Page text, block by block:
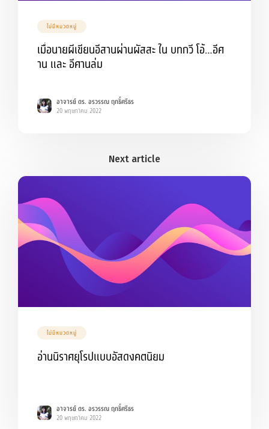
ไม่มีหมวดหมู่
เมื่อนายผีเขียนอีสานผ่านผัสสะ ใน บทกวี โอ้…อีศ
าน และ อีศานล่ม
อาจารย์ ดร. อรวรรณ ฤทธิ์ศรีธร
20 พฤษภาคม 2022
ไม่มีหมวดหมู่
อ่านนิราศยุโรปแบบอัสดงคตนิยม
อาจารย์ ดร. อรวรรณ ฤทธิ์ศรีธร
20 พฤษภาคม 2022